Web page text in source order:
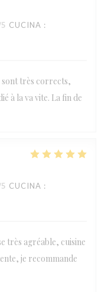
CUCINA :
sont très corrects,
à la va vite. La fin de
CUCINA :
très agréable, cuisine
je recommande